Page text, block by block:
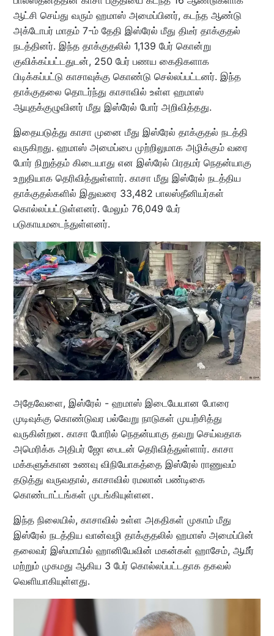
ஆட்சி செய்து வரும் ஹமாஸ் அமைப்பினர், கடந்த ஆண்டு
அக்டோபர் மாதம் 7-ம் தேதி இஸ்ரேல் மீது திடீர் தாக்குதல்
நடத்தினர். இந்த தாக்குதலில் 1,139 பேர் கொன்று
குவிக்கப்பட்டதுடன், 250 பேர் பணய கைதிகளாக
பிடிக்கப்பட்டு காசாவுக்கு கொண்டு செல்லப்பட்டனர். இந்த
தாக்குதலை தொடர்ந்து காசாவில் உள்ள ஹமாஸ்
ஆயுதக்குழுவினர் மீது இஸ்ரேல் போர் அறிவித்தது.
இதையடுத்து காசா முனை மீது இஸ்ரேல் தாக்குதல் நடத்தி
வருகிறது. ஹமாஸ் அமைப்பை முற்றிலுமாக அழிக்கும் வரை
போர் நிறுத்தம் கிடையாது என இஸ்ரேல் பிரதமர் நெதன்யாகு
உறுதியாக தெரிவித்துள்ளார். காசா மீது இஸ்ரேல் நடத்திய
தாக்குதல்களில் இதுவரை 33,482 பாலஸ்தீனியர்கள்
கொல்லப்பட்டுள்ளனர். மேலும் 76,049 பேர்
படுகாயமடைந்துள்ளனர்.
அதேவேளை, இஸ்ரேல் - ஹமாஸ் இடையேயான போரை
முடிவுக்கு கொண்டுவர பல்வேறு நாடுகள் முயற்சித்து
வருகின்றன. காசா போரில் நெதன்யாகு தவறு செய்வதாக
அமெரிக்க அதிபர் ஜோ பைடன் தெரிவித்துள்ளார். காசா
மக்களுக்கான உணவு விநியோகத்தை இஸ்ரேல் ராணுவம்
தடுத்து வருவதால், காசாவில் ரமலான் பண்டிகை
கொண்டாட்டங்கள் முடங்கியுள்ளன.
இந்த நிலையில், காசாவில் உள்ள அகதிகள் முகாம் மீது
இஸ்ரேல் நடத்திய வான்வழி தாக்குதலில் ஹமாஸ் அமைப்பின்
தலைவர் இஸ்மாயில் ஹானியேவின் மகன்கள் ஹாசேம், ஆமீர்
மற்றும் முகமது ஆகிய 3 பேர் கொல்லப்பட்டதாக தகவல்
வெளியாகியுள்ளது.